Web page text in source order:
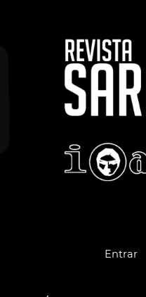
Entrar